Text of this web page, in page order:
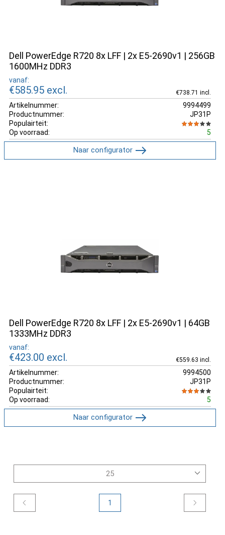
Dell PowerEdge R720 8x LFF | 2x E5-2690v1 | 256GB
1600MHz DDR3
vanaf:
€585.95 excl. €738.71 incl.
Artikelnummer:
9994499
Productnummer:
JP31P
Populairteit:
Op voorraad:
5
Naar configurator
Dell PowerEdge R720 8x LFF | 2x E5-2690v1 | 64GB
1333MHz DDR3
vanaf:
€423.00 excl. €559.63 incl.
Artikelnummer:
9994500
Productnummer:
JP31P
Populairteit:
Op voorraad:
5
Naar configurator
1